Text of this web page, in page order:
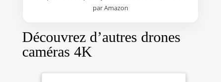
par Amazon
Découvrez d’autres drones
caméras 4K